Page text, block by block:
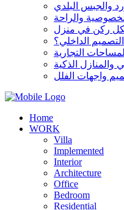
والجبس البلدي
والراحة
لكل ركن في منزل
الداخلي؟
التجارية
والمنازل الذكية
واجهات الفلل
Home
WORK
Villa
Implemented
Interior
Architecture
Office
Bedroom
Residential